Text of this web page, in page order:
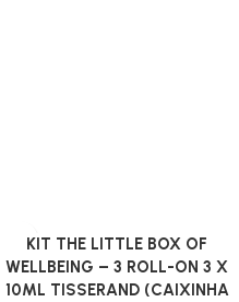
KIT THE LITTLE BOX OF
WELLBEING – 3 ROLL-ON 3 X
10ML TISSERAND (CAIXINHA